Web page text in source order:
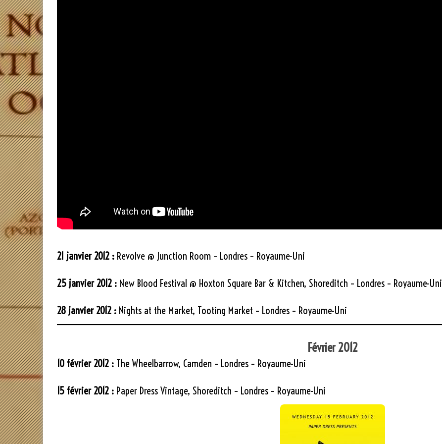
21 janvier 2012 : Revolve @ Junction Room – Londres – Royaume-Uni
25 janvier 2012 : New Blood Festival @ Hoxton Square Bar & Kitchen, Shoreditch – Londres – Royaume-Uni
28 janvier 2012 : Nights at the Market, Tooting Market – Londres – Royaume-Uni
Février 2012
10 février 2012 : The Wheelbarrow, Camden – Londres – Royaume-Uni
15 février 2012 : Paper Dress Vintage, Shoreditch – Londres – Royaume-Uni